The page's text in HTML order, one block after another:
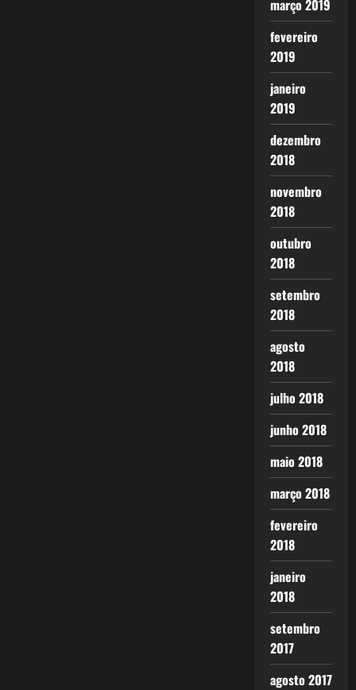
março 2019
fevereiro
2019
janeiro
2019
dezembro
2018
novembro
2018
outubro
2018
setembro
2018
agosto
2018
julho 2018
junho 2018
maio 2018
março 2018
fevereiro
2018
janeiro
2018
setembro
2017
agosto 2017